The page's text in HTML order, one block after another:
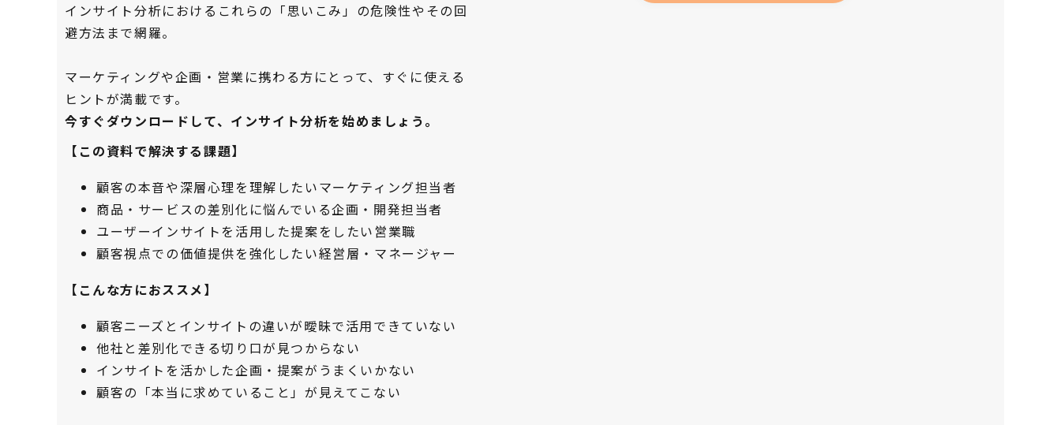
インサイト分析におけるこれらの「思いこみ」の危険性やその回
避方法まで網羅。
マーケティングや企画・営業に携わる方にとって、すぐに使える
ヒントが満載です。
今すぐダウンロードして、インサイト分析を始めましょう。
【この資料で解決する課題】
顧客の本音や深層心理を理解したいマーケティング担当者
商品・サービスの差別化に悩んでいる企画・開発担当者
ユーザーインサイトを活用した提案をしたい営業職
顧客視点での価値提供を強化したい経営層・マネージャー
【こんな方におススメ】
顧客ニーズとインサイトの違いが曖昧で活用できていない
他社と差別化できる切り口が見つからない
インサイトを活かした企画・提案がうまくいかない
顧客の「本当に求めていること」が見えてこない